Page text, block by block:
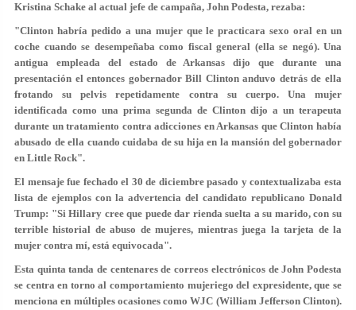
Kristina Schake al actual jefe de campaña, John Podesta, rezaba:
"Clinton habría pedido a una mujer que le practicara sexo oral en un
coche cuando se desempeñaba como fiscal general (ella se negó). Una
antigua empleada del estado de Arkansas dijo que durante una
presentación el entonces gobernador Bill Clinton anduvo detrás de ella
frotando su pelvis repetidamente contra su cuerpo. Una mujer
identificada como una prima segunda de Clinton dijo a un terapeuta
durante un tratamiento contra adicciones en Arkansas que Clinton había
abusado de ella cuando cuidaba de su hija en la mansión del gobernador
en Little Rock".
El mensaje fue fechado el 30 de diciembre pasado y contextualizaba esta
lista de ejemplos con la advertencia del candidato republicano Donald
Trump: "Si Hillary cree que puede dar rienda suelta a su marido, con su
terrible historial de abuso de mujeres, mientras juega la tarjeta de la
mujer contra mí, está equivocada".
Esta quinta tanda de centenares de correos electrónicos de John Podesta
se centra en torno al comportamiento mujeriego del expresidente, que se
menciona en múltiples ocasiones como WJC (William Jefferson Clinton).